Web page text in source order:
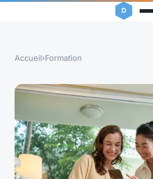
Accueil›Formation